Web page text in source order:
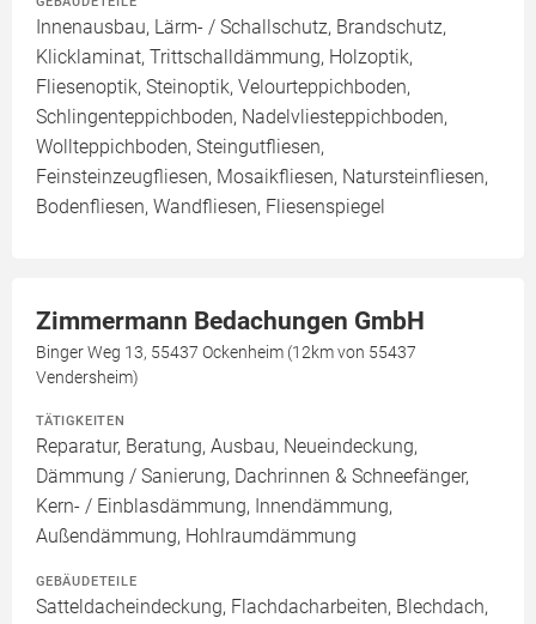
Innenausbau, Lärm- / Schallschutz, Brandschutz,
Klicklaminat, Trittschalldämmung, Holzoptik,
Fliesenoptik, Steinoptik, Velourteppichboden,
Schlingenteppichboden, Nadelvliesteppichboden,
Wollteppichboden, Steingutfliesen,
Feinsteinzeugfliesen, Mosaikfliesen, Natursteinfliesen,
Bodenfliesen, Wandfliesen, Fliesenspiegel
Zimmermann Bedachungen GmbH
Binger Weg 13, 55437 Ockenheim (12km von 55437
Vendersheim)
TÄTIGKEITEN
Reparatur, Beratung, Ausbau, Neueindeckung,
Dämmung / Sanierung, Dachrinnen & Schneefänger,
Kern- / Einblasdämmung, Innendämmung,
Außendämmung, Hohlraumdämmung
GEBÄUDETEILE
Satteldacheindeckung, Flachdacharbeiten, Blechdach,